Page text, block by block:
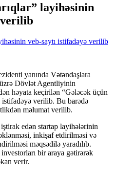
layihəsinin
verilib
yanında Vətəndaşlara
Dövlət Agentliyinin
həyata keçirilən “Gələcək üçün
istifadəyə verilib. Bu barədə
məlumat verilib.
edən startap layihələrinin
inkişaf etdirilməsi və
məqsədilə yaradılıb.
bir araya gətirərək
verir.